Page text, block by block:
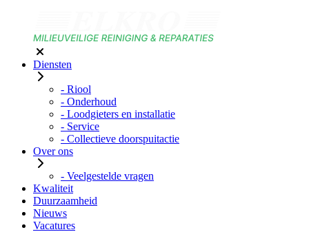
Diensten
- Riool
- Onderhoud
- Loodgieters en installatie
- Service
- Collectieve doorspuitactie
Over ons
- Veelgestelde vragen
Kwaliteit
Duurzaamheid
Nieuws
Vacatures